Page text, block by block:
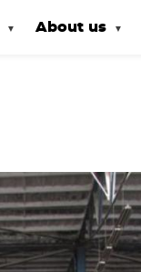
About us